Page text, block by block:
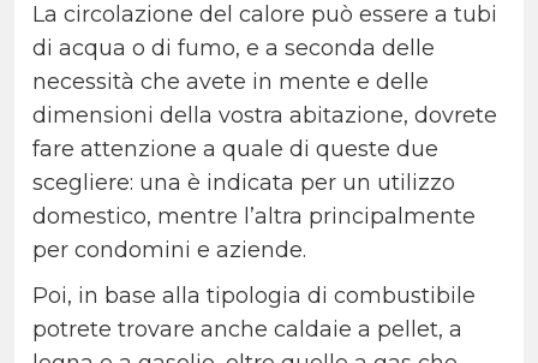
La circolazione del calore può essere a tubi
di acqua o di fumo, e a seconda delle
necessità che avete in mente e delle
dimensioni della vostra abitazione, dovrete
fare attenzione a quale di queste due
scegliere: una è indicata per un utilizzo
domestico, mentre l’altra principalmente
per condomini e aziende.
Poi, in base alla tipologia di combustibile
potrete trovare anche caldaie a pellet, a